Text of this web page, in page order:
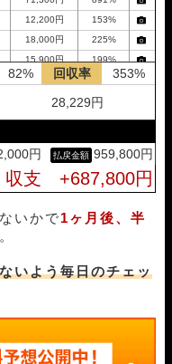
12,200円
153%
18,000円
225%
15,900円
199%
25,900円
324%
41,900円
524%
9,300円
116%
22,300円
279%
23,200円
290%
26,900円
336%
0円
0%
37,100円
464%
0円
82% 回収率
353%
28,229円
円
959,800円
収支 +687,800円
いかで1ヶ月後、半
。
いよう毎日のチェッ